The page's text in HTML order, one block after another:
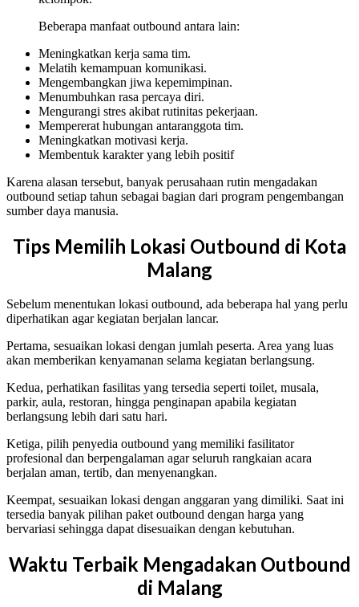
Beberapa manfaat outbound antara lain:
Meningkatkan kerja sama tim.
Melatih kemampuan komunikasi.
Mengembangkan jiwa kepemimpinan.
Menumbuhkan rasa percaya diri.
Mengurangi stres akibat rutinitas pekerjaan.
Mempererat hubungan antaranggota tim.
Meningkatkan motivasi kerja.
Membentuk karakter yang lebih positif
Karena alasan tersebut, banyak perusahaan rutin mengadakan
outbound setiap tahun sebagai bagian dari program pengembangan
sumber daya manusia.
Tips Memilih Lokasi Outbound di Kota
Malang
Sebelum menentukan lokasi outbound, ada beberapa hal yang perlu
diperhatikan agar kegiatan berjalan lancar.
Pertama, sesuaikan lokasi dengan jumlah peserta. Area yang luas
akan memberikan kenyamanan selama kegiatan berlangsung.
Kedua, perhatikan fasilitas yang tersedia seperti toilet, musala,
parkir, aula, restoran, hingga penginapan apabila kegiatan
berlangsung lebih dari satu hari.
Ketiga, pilih penyedia outbound yang memiliki fasilitator
profesional dan berpengalaman agar seluruh rangkaian acara
berjalan aman, tertib, dan menyenangkan.
Keempat, sesuaikan lokasi dengan anggaran yang dimiliki. Saat ini
tersedia banyak pilihan paket outbound dengan harga yang
bervariasi sehingga dapat disesuaikan dengan kebutuhan.
Waktu Terbaik Mengadakan Outbound
di Malang